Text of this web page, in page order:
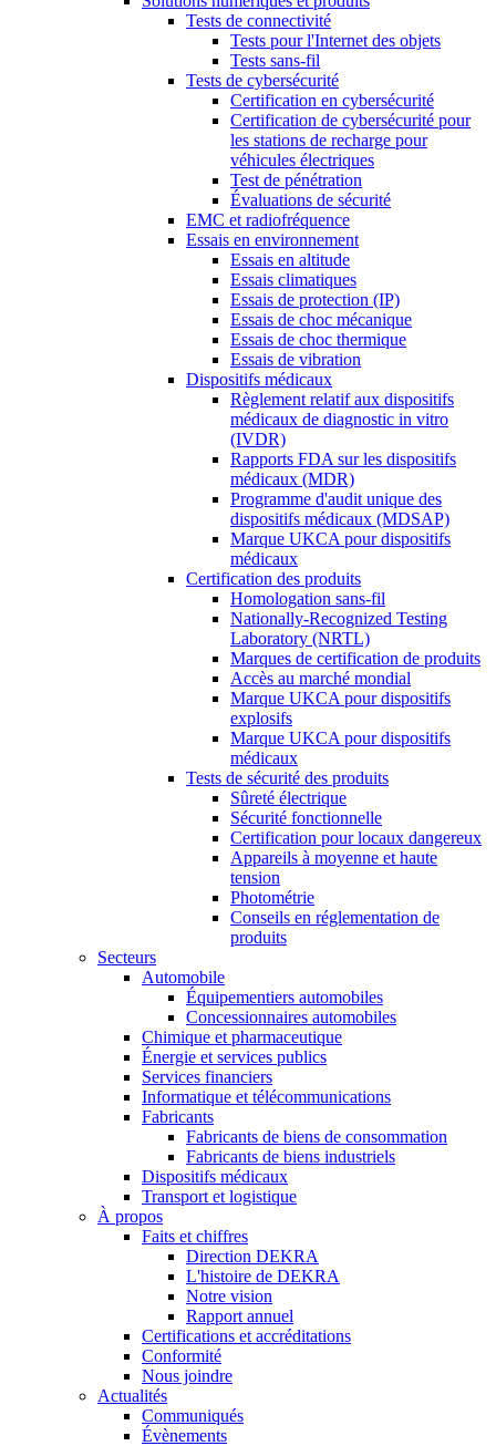
Tests de connectivité
Tests pour l'Internet des objets
Tests sans-fil
Tests de cybersécurité
Certification en cybersécurité
Certification de cybersécurité pour
les stations de recharge pour
véhicules électriques
Test de pénétration
Évaluations de sécurité
EMC et radiofréquence
Essais en environnement
Essais en altitude
Essais climatiques
Essais de protection (IP)
Essais de choc mécanique
Essais de choc thermique
Essais de vibration
Dispositifs médicaux
Règlement relatif aux dispositifs
médicaux de diagnostic in vitro
(IVDR)
Rapports FDA sur les dispositifs
médicaux (MDR)
Programme d'audit unique des
dispositifs médicaux (MDSAP)
Marque UKCA pour dispositifs
médicaux
Certification des produits
Homologation sans-fil
Nationally-Recognized Testing
Laboratory (NRTL)
Marques de certification de produits
Accès au marché mondial
Marque UKCA pour dispositifs
explosifs
Marque UKCA pour dispositifs
médicaux
Tests de sécurité des produits
Sûreté électrique
Sécurité fonctionnelle
Certification pour locaux dangereux
Appareils à moyenne et haute
tension
Photométrie
Conseils en réglementation de
produits
Secteurs
Automobile
Équipementiers automobiles
Concessionnaires automobiles
Chimique et pharmaceutique
Énergie et services publics
Services financiers
Informatique et télécommunications
Fabricants
Fabricants de biens de consommation
Fabricants de biens industriels
Dispositifs médicaux
Transport et logistique
À propos
Faits et chiffres
Direction DEKRA
L'histoire de DEKRA
Notre vision
Rapport annuel
Certifications et accréditations
Conformité
Nous joindre
Actualités
Communiqués
Évènements